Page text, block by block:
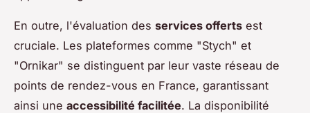
En outre, l'évaluation des services offerts est
cruciale. Les plateformes comme "Stych" et
"Ornikar" se distinguent par leur vaste réseau de
points de rendez-vous en France, garantissant
ainsi une accessibilité facilitée. La disponibilité